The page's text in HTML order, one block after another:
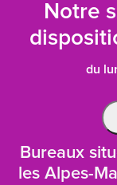
Notre
du
Bureaux
les Alpes-